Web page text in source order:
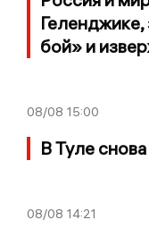
бой» и
08/08 15:00
В Туле
08/08 14:21